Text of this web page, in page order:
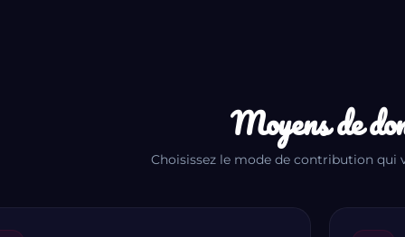
Moyens de
Choisissez le mode de contribution qui